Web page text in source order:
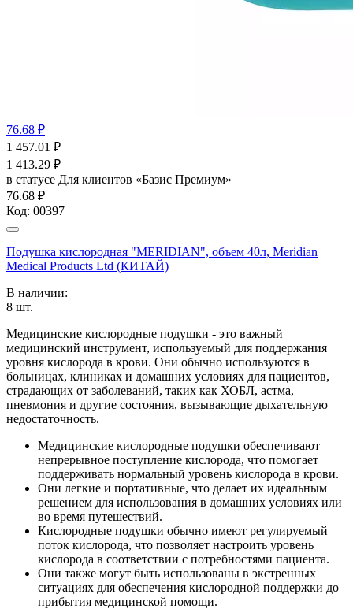
76.68 ₽
1 457.01 ₽
1 413.29 ₽
в статусе Для клиентов «Базис Премиум»
76.68 ₽
Код: 00397
Подушка кислородная "MERIDIAN", объем 40л, Meridian
Medical Products Ltd (КИТАЙ)
В наличии:
8 шт.
Медицинские кислородные подушки - это важный
медицинский инструмент, используемый для поддержания
уровня кислорода в крови. Они обычно используются в
больницах, клиниках и домашних условиях для пациентов,
страдающих от заболеваний, таких как ХОБЛ, астма,
пневмония и другие состояния, вызывающие дыхательную
недостаточность.
Медицинские кислородные подушки обеспечивают
непрерывное поступление кислорода, что помогает
поддерживать нормальный уровень кислорода в крови.
Они легкие и портативные, что делает их идеальным
решением для использования в домашних условиях или
во время путешествий.
Кислородные подушки обычно имеют регулируемый
поток кислорода, что позволяет настроить уровень
кислорода в соответствии с потребностями пациента.
Они также могут быть использованы в экстренных
ситуациях для обеспечения кислородной поддержки до
прибытия медицинской помощи.